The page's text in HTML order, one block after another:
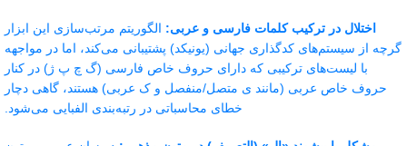
اختلال در ترکیب کلمات فارسی و عربی: الگوریتم مرتب‌سازی این ابزار
گرچه از سیستم‌های کدگذاری جهانی (یونیکد) پشتیبانی می‌کند، اما در مواجهه
با لیست‌های ترکیبی که دارای حروف خاص فارسی (گ چ پ ژ) در کنار
حروف خاص عربی (مانند ی متصل/منفصل و ک عربی) هستند، گاهی دچار
خطای محاسباتی در رتبه‌بندی الفبایی می‌شود.